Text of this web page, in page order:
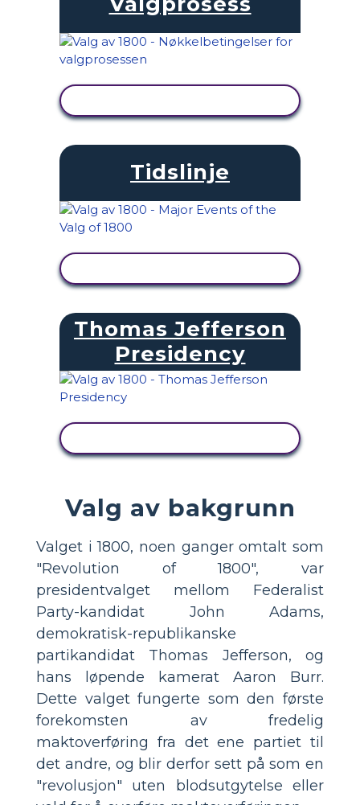
Tidslinje
Thomas Jefferson
Presidency
Valg av bakgrunn
Valget i 1800, noen ganger omtalt som
"Revolution of 1800", var
presidentvalget mellom Federalist
Party-kandidat John Adams,
demokratisk-republikanske
partikandidat Thomas Jefferson, og
hans løpende kamerat Aaron Burr.
Dette valget fungerte som den første
forekomsten av fredelig
maktoverføring fra det ene partiet til
det andre, og blir derfor sett på som en
"revolusjon" uten blodsutgytelse eller